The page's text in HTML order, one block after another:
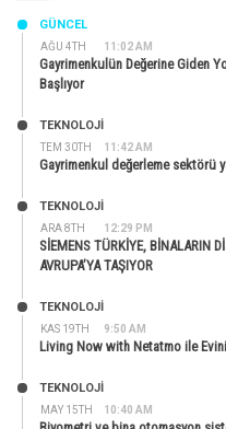
AĞU 4TH 11:02 AM
GÜNCEL
Gayrimenkulün Değerine Giden
Başlıyor
TEM 30TH 11:42 AM
TEKNOLOJİ
Gayrimenkul değerleme sektörü
ARA 8TH 12:29 PM
TEKNOLOJİ
SİEMENS TÜRKİYE, BİNALARIN
AVRUPA’YA TAŞIYOR
KAS 19TH 9:50 AM
TEKNOLOJİ
Living Now with Netatmo ile
MAY 15TH 10:40 AM
TEKNOLOJİ